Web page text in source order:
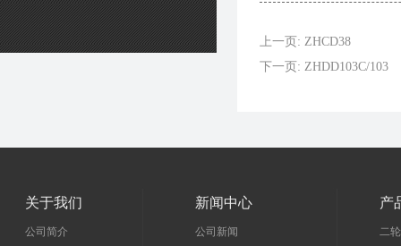
上一页: ZHCD38
下一页: ZHDD103C/103
关于我们
公司简介
新闻中心
公司新闻
产
二